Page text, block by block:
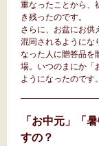
重なったことから、
き残ったのです。
さらに、お盆にお供
混同されるようにな
なった人に贈答品を
場。いつのまにか「
ようになったのです。
「お中元」「
すの？